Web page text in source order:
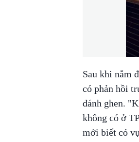
Sau khi nắm
có phản hồi
đánh ghen.
không có ở
mới biết có